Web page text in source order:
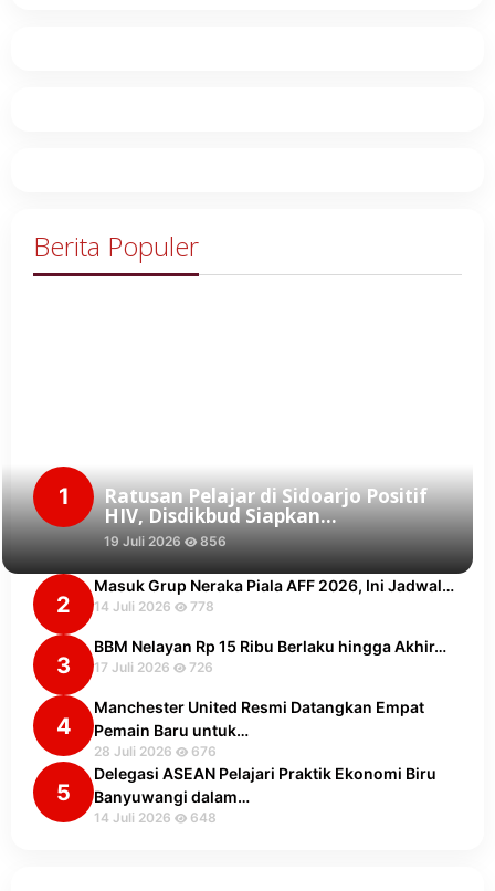
Berita Populer
1 Ratusan Pelajar di Sidoarjo Positif
HIV, Disdikbud Siapkan…
19 Juli 2026 856
2
Masuk Grup Neraka Piala AFF 2026, Ini Jadwal…
14 Juli 2026 778
3
BBM Nelayan Rp 15 Ribu Berlaku hingga Akhir…
17 Juli 2026 726
4
Manchester United Resmi Datangkan Empat
Pemain Baru untuk…
28 Juli 2026 676
5
Delegasi ASEAN Pelajari Praktik Ekonomi Biru
Banyuwangi dalam…
14 Juli 2026 648